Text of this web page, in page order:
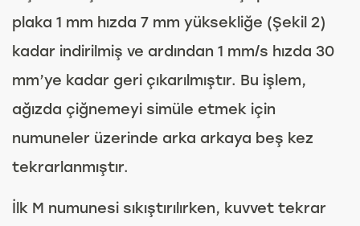
plaka 1 mm hızda 7 mm yüksekliğe (Şekil 2)
kadar indirilmiş ve ardından 1 mm/s hızda 30
mm’ye kadar geri çıkarılmıştır. Bu işlem,
ağızda çiğnemeyi simüle etmek için
numuneler üzerinde arka arkaya beş kez
tekrarlanmıştır.
İlk M numunesi sıkıştırılırken, kuvvet tekrar